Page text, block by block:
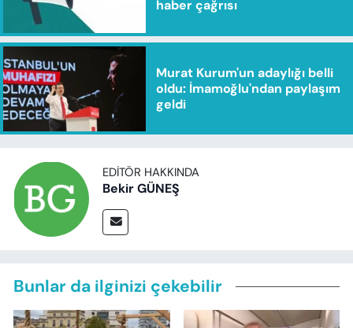
haber çağrısı
Murat Kurum'un adaylığı belli
oldu: İmamoğlu'ndan paylaşım
geldi
EDITÖR HAKKINDA
Bekir GÜNEŞ
Bunlar da ilginizi çekebilir